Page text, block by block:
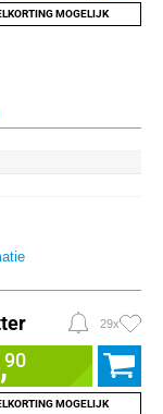
MOGELIJK
29x
90
MOGELIJK